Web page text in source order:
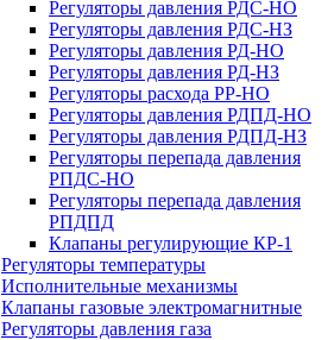
Регуляторы давления РДС-НО
Регуляторы давления РДС-НЗ
Регуляторы давления РД-НО
Регуляторы давления РД-НЗ
Регуляторы расхода РР-НО
Регуляторы давления РДПД-НО
Регуляторы давления РДПД-НЗ
Регуляторы перепада давления
РПДС-НО
Регуляторы перепада давления
РПДПД
Клапаны регулирующие КР-1
Регуляторы температуры
Исполнительные механизмы
Клапаны газовые электромагнитные
Регуляторы давления газа